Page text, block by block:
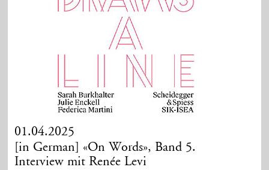
01.04.2025
[in German] «On Words», Band 5.
Interview mit Renée Levi